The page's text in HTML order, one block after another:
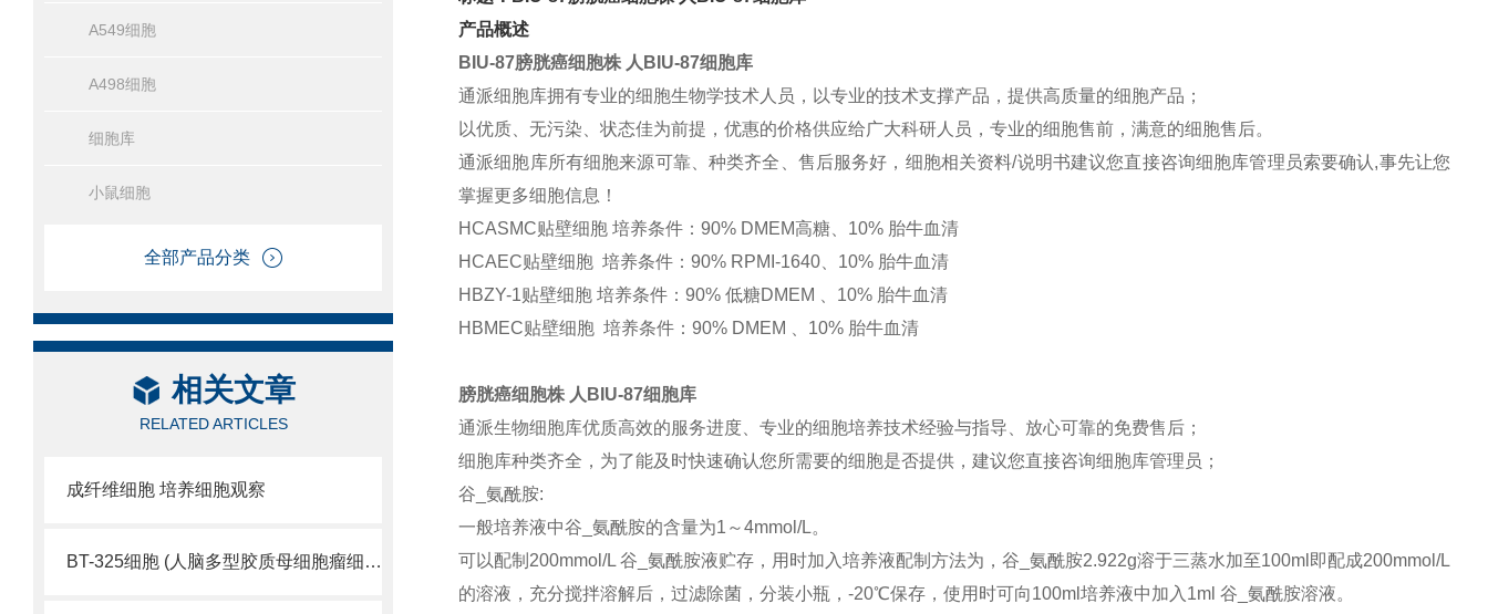
A549细胞
A498细胞
细胞库
小鼠细胞
全部产品分类
相关文章
RELATED ARTICLES
成纤维细胞 培养细胞观察
BT-325细胞 (人脑多型胶质母细胞瘤细胞库)
产品概述
BIU-87膀胱癌细胞株 人BIU-87细胞库
通派细胞库拥有专业的细胞生物学技术人员，以专业的技术支撑产品，提供高质量的细胞产品；
以优质、无污染、状态佳为前提，优惠的价格供应给广大科研人员，专业的细胞售前，满意的细胞售后。
通派细胞库所有细胞来源可靠、种类齐全、售后服务好，细胞相关资料/说明书建议您直接咨询细胞库管理员索要确认,事先让您
掌握更多细胞信息！
HCASMC贴壁细胞 培养条件：90% DMEM高糖、10% 胎牛血清
HCAEC贴壁细胞 培养条件：90% RPMI-1640、10% 胎牛血清
HBZY-1贴壁细胞 培养条件：90% 低糖DMEM 、10% 胎牛血清
HBMEC贴壁细胞 培养条件：90% DMEM 、10% 胎牛血清
膀胱癌细胞株 人BIU-87细胞库
通派生物细胞库优质高效的服务进度、专业的细胞培养技术经验与指导、放心可靠的免费售后；
细胞库种类齐全，为了能及时快速确认您所需要的细胞是否提供，建议您直接咨询细胞库管理员；
谷_氨酰胺:
一般培养液中谷_氨酰胺的含量为1～4mmol/L。
可以配制200mmol/L 谷_氨酰胺液贮存，用时加入培养液配制方法为，谷_氨酰胺2.922g溶于三蒸水加至100ml即配成200mmol/L
的溶液，充分搅拌溶解后，过滤除菌，分装小瓶，-20℃保存，使用时可向100ml培养液中加入1ml 谷_氨酰胺溶液。